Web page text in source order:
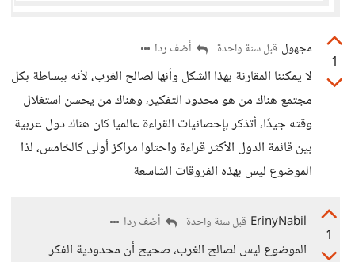
1
مجهول قبل سنة واحدة أضف ردا
لا يمكننا المقارنة بهذا الشكل وأنها لصالح الغرب، لأنه ببساطة بكل
مجتمع هناك من هو محدود التفكير، وهناك من يحسن استغلال
وقته جيدًا، أتذكر بإحصائيات القراءة عالميا كان هناك دول عربية
بين قائمة الدول الأكثر قراءة واحتلوا مراكز أولى كالخامس، لذا
الموضوع ليس بهذه الفروقات الشاسعة
1
ErinyNabil قبل سنة واحدة أضف ردا
الموضوع ليس لصالح الغرب، صحيح أن محدودية الفكر